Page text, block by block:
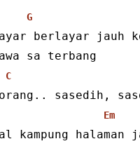
G
berlayar jauh
sa terbang
C
sasedih,
Em
kampung halaman